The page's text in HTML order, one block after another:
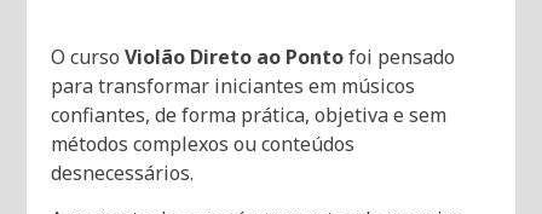
O cursoViolão Direto ao Pontofoi pensado
para transformar iniciantes em músicos
confiantes, de forma prática, objetiva e sem
métodos complexos ou conteúdos
desnecessários.